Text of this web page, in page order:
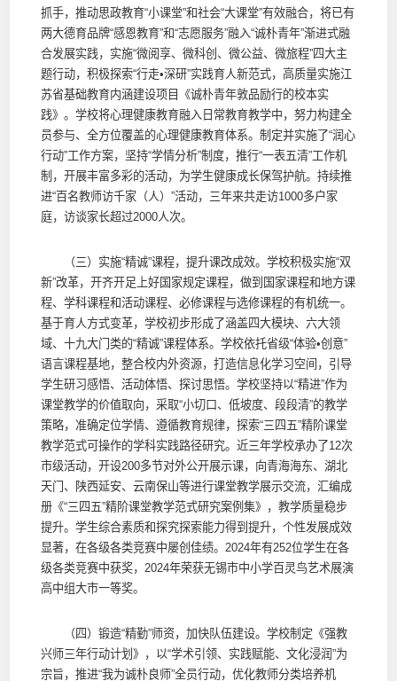
抓手，推动思政教育“小课堂”和社会“大课堂”有效融合，将已有
两大德育品牌“感恩教育”和“志愿服务”融入“诚朴青年”渐进式融
合发展实践，实施“微阅享、微科创、微公益、微旅程”四大主
题行动，积极探索“行走•深研”实践育人新范式，高质量实施江
苏省基础教育内涵建设项目《诚朴青年敦品励行的校本实
践》。学校将心理健康教育融入日常教育教学中，努力构建全
员参与、全方位覆盖的心理健康教育体系。制定并实施了“润心
行动”工作方案，坚持“学情分析”制度，推行“一表五清”工作机
制，开展丰富多彩的活动，为学生健康成长保驾护航。持续推
进“百名教师访千家（人）”活动，三年来共走访1000多户家
庭，访谈家长超过2000人次。
（三）实施“精诚”课程，提升课改成效。学校积极实施“双
新”改革，开齐开足上好国家规定课程，做到国家课程和地方课
程、学科课程和活动课程、必修课程与选修课程的有机统一。
基于育人方式变革，学校初步形成了涵盖四大模块、六大领
域、十九大门类的“精诚”课程体系。学校依托省级“体验•创意”
语言课程基地，整合校内外资源，打造信息化学习空间，引导
学生研习感悟、活动体悟、探讨思悟。学校坚持以“精进”作为
课堂教学的价值取向，采取“小切口、低坡度、段段清”的教学
策略，准确定位学情、遵循教育规律，探索“三四五”精阶课堂
教学范式可操作的学科实践路径研究。近三年学校承办了12次
市级活动，开设200多节对外公开展示课，向青海海东、湖北
天门、陕西延安、云南保山等进行课堂教学展示交流，汇编成
册《“三四五”精阶课堂教学范式研究案例集》，教学质量稳步
提升。学生综合素质和探究探索能力得到提升，个性发展成效
显著，在各级各类竞赛中屡创佳绩。2024年有252位学生在各
级各类竞赛中获奖，2024年荣获无锡市中小学百灵鸟艺术展演
高中组大市一等奖。
（四）锻造“精勤”师资，加快队伍建设。学校制定《强教
兴师三年行动计划》，以“学术引领、实践赋能、文化浸润”为
宗旨，推进“我为诚朴良师”全员行动，优化教师分类培养机